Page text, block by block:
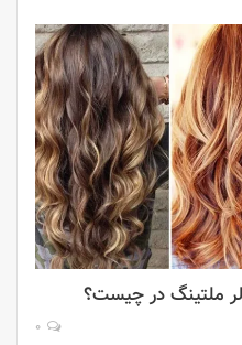
ملتینگ در چیست؟